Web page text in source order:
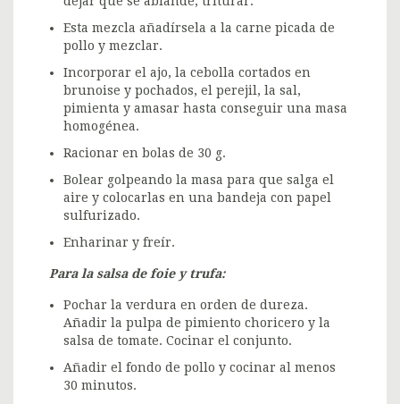
Esta mezcla añadírsela a la carne picada de
pollo y mezclar.
Incorporar el ajo, la cebolla cortados en
brunoise y pochados, el perejil, la sal,
pimienta y amasar hasta conseguir una masa
homogénea.
Racionar en bolas de 30 g.
Bolear golpeando la masa para que salga el
aire y colocarlas en una bandeja con papel
sulfurizado.
Enharinar y freír.
Para la salsa de foie y trufa:
Pochar la verdura en orden de dureza.
Añadir la pulpa de pimiento choricero y la
salsa de tomate. Cocinar el conjunto.
Añadir el fondo de pollo y cocinar al menos
30 minutos.